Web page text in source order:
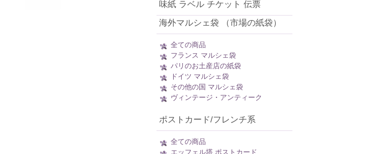
味紙 ラベル チケット 伝票
海外マルシェ袋 （市場の紙袋）
全ての商品
フランス マルシェ袋
パリのお土産店の紙袋
ドイツ マルシェ袋
その他の国 マルシェ袋
ヴィンテージ・アンティーク
ポストカード/フレンチ系
全ての商品
エッフェル塔 ポストカード